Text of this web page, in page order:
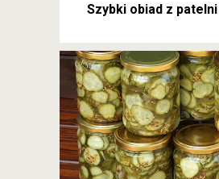
Szybki obiad z